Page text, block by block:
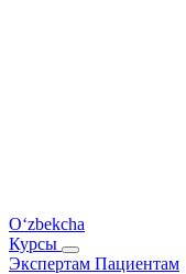
O‘zbekcha
Курсы
Экспертам Пациентам